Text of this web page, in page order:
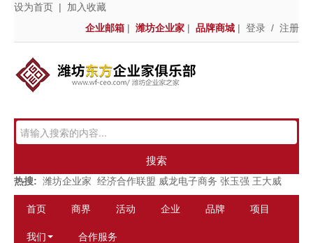
设为首页 | 加入收藏
企业邮箱 | 潍坊企业家 | 品牌商城 | 登录 / 注册
搜索
热搜: 潍坊企业家 经济合作联盟 威龙电子商务 张玉强 王大威
首页 商界 活动 企业 品牌 项目
我们 合作服务